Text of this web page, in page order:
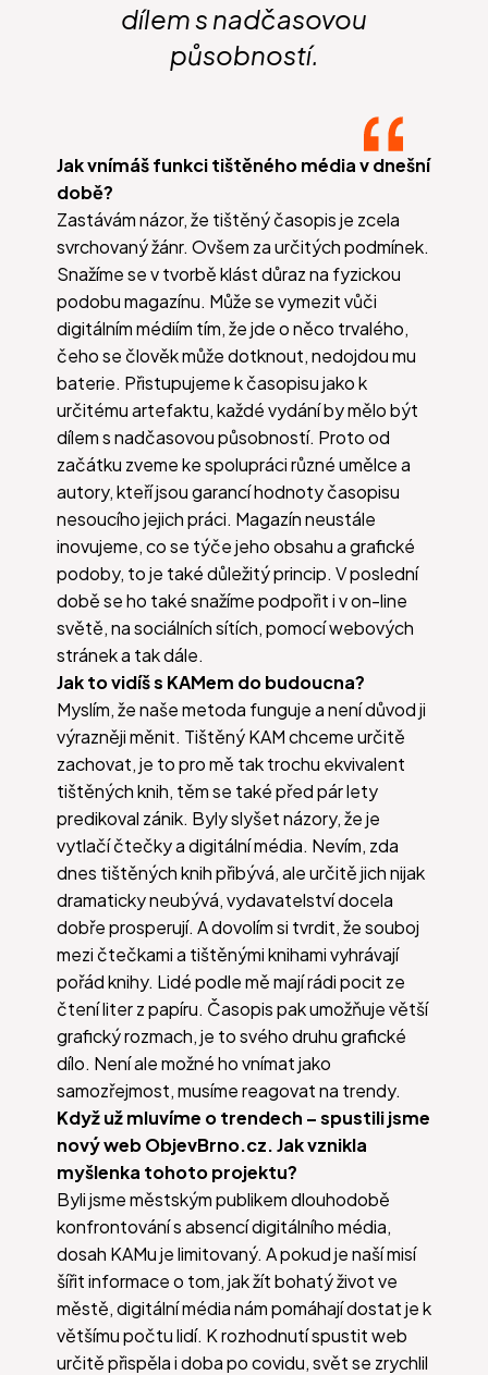
dílem s nadčasovou
působností.
Jak vnímáš funkci tištěného média v dnešní
době?
Zastávám názor, že tištěný časopis je zcela
svrchovaný žánr. Ovšem za určitých podmínek.
Snažíme se v tvorbě klást důraz na fyzickou
podobu magazínu. Může se vymezit vůči
digitálním médiím tím, že jde o něco trvalého,
čeho se člověk může dotknout, nedojdou mu
baterie. Přistupujeme k časopisu jako k
určitému artefaktu, každé vydání by mělo být
dílem s nadčasovou působností. Proto od
začátku zveme ke spolupráci různé umělce a
autory, kteří jsou garancí hodnoty časopisu
nesoucího jejich práci. Magazín neustále
inovujeme, co se týče jeho obsahu a grafické
podoby, to je také důležitý princip. V poslední
době se ho také snažíme podpořit i v on-line
světě, na sociálních sítích, pomocí webových
stránek a tak dále.
Jak to vidíš s KAMem do budoucna?
Myslím, že naše metoda funguje a není důvod ji
výrazněji měnit. Tištěný KAM chceme určitě
zachovat, je to pro mě tak trochu ekvivalent
tištěných knih, těm se také před pár lety
predikoval zánik. Byly slyšet názory, že je
vytlačí čtečky a digitální média. Nevím, zda
dnes tištěných knih přibývá, ale určitě jich nijak
dramaticky neubývá, vydavatelství docela
dobře prosperují. A dovolím si tvrdit, že souboj
mezi čtečkami a tištěnými knihami vyhrávají
pořád knihy. Lidé podle mě mají rádi pocit ze
čtení liter z papíru. Časopis pak umožňuje větší
grafický rozmach, je to svého druhu grafické
dílo. Není ale možné ho vnímat jako
samozřejmost, musíme reagovat na trendy.
Když už mluvíme o trendech – spustili jsme
nový web ObjevBrno.cz. Jak vznikla
myšlenka tohoto projektu?
Byli jsme městským publikem dlouhodobě
konfrontování s absencí digitálního média,
dosah KAMu je limitovaný. A pokud je naší misí
šířit informace o tom, jak žít bohatý život ve
městě, digitální média nám pomáhají dostat je k
většímu počtu lidí. K rozhodnutí spustit web
určitě přispěla i doba po covidu, svět se zrychlil